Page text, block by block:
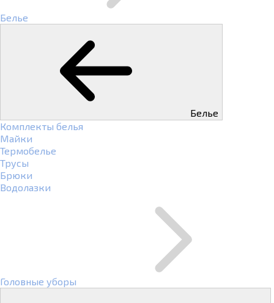
Белье
Белье
Комплекты белья
Майки
Термобелье
Трусы
Брюки
Водолазки
Головные уборы